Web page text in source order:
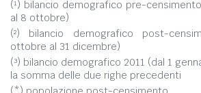
(¹) bilancio demografico pre-
al 8 ottobre)
(²) bilancio demografico post-
ottobre al 31 dicembre)
(³) bilancio demografico 2011 (dal 1
la somma delle due righe precedenti